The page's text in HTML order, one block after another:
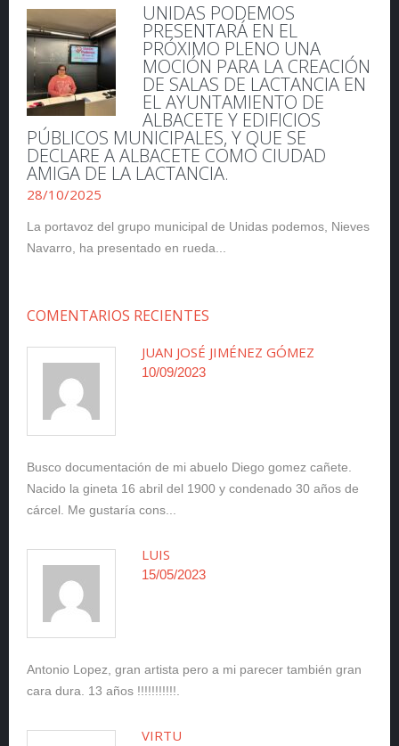
UNIDAS PODEMOS
PRESENTARÁ EN EL
PRÓXIMO PLENO UNA
MOCIÓN PARA LA CREACIÓN
DE SALAS DE LACTANCIA EN
EL AYUNTAMIENTO DE
ALBACETE Y EDIFICIOS
PÚBLICOS MUNICIPALES, Y QUE SE
DECLARE A ALBACETE COMO CIUDAD
AMIGA DE LA LACTANCIA.
28/10/2025
La portavoz del grupo municipal de Unidas podemos, Nieves
Navarro, ha presentado en rueda...
COMENTARIOS RECIENTES
JUAN JOSÉ JIMÉNEZ GÓMEZ
10/09/2023
Busco documentación de mi abuelo Diego gomez cañete.
Nacido la gineta 16 abril del 1900 y condenado 30 años de
cárcel. Me gustaría cons...
LUIS
15/05/2023
Antonio Lopez, gran artista pero a mi parecer también gran
cara dura. 13 años !!!!!!!!!!!.
VIRTU